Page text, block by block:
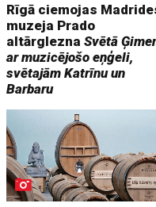
Rīgā ciemojas
muzeja Prado
altārgleznaSvētā
ar muzicējošo eņģeli,
svētajām Katrīnu un
Barbaru